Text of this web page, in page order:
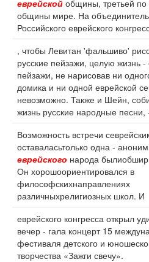
еврейской общины, третьей по
общины мире. На
Российского еврейского
, чтобы Левитан 'фальшиво'
русские пейзажи, целую жизнь -
пейзажи, не нарисовав ни
домика и ни одной еврейской
невозможно. Также и Шейн,
жизнь русские народные песни,
Возможность встречи
оставаласьтолько одна -
еврейского народа
Он хорошоориентировался в
философскихнаправлениях
различныхрелигиозных школ. И
еврейского конгресса открыл
вечер - гала концерт 15
фестиваля детского и
творчества «Зажги свечу».